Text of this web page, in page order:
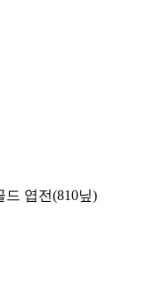
드 엽전(810닢)